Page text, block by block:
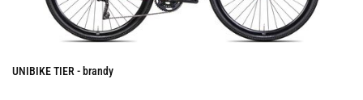
UNIBIKE TIER - brandy